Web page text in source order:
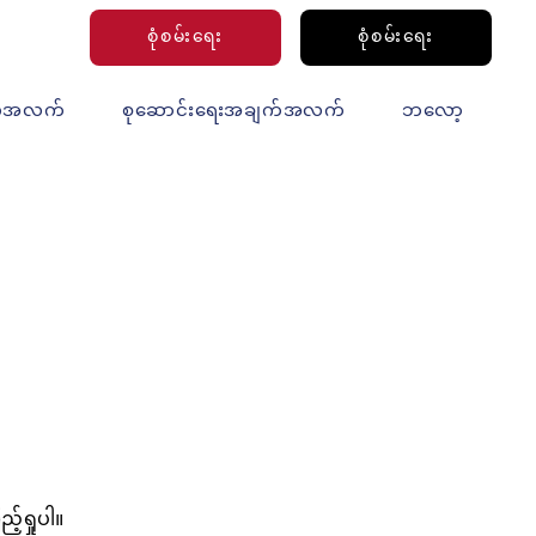
စုံစမ်းရေး စုံစမ်းရေး
အလက် စုဆောင်းရေးအချက်အလက် ဘလော့
ရှုပါ။